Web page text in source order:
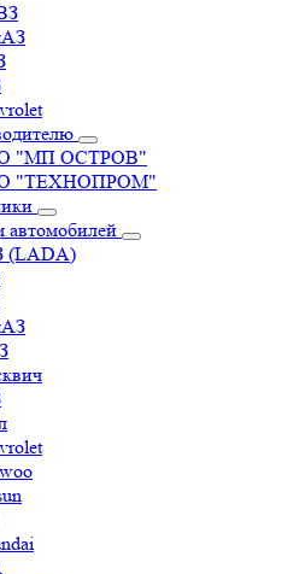
"МП ОСТРОВ"
"ТЕХНОПРОМ"
автомобилей
(LADA)